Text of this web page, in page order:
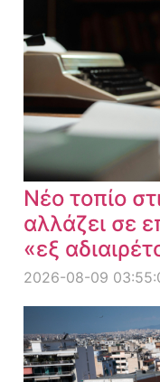
Νέο τοπίο
αλλάζει σε
«εξ
2026-08-09